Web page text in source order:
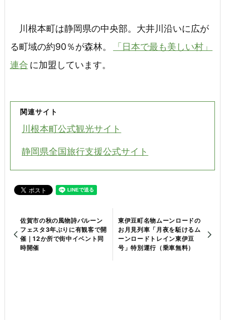
川根本町は静岡県の中央部。大井川沿いに広が
る町域の約90％が森林。
「日本で最も美しい村」
連合 に加盟しています。
関連サイト
川根本町公式観光サイト
静岡県全国旅行支援公式サイト
佐賀市の秋の風物詩バルーン
フェスタ3年ぶりに有観客で開
催｜12か所で街中イベント同
時開催
東伊豆町名物ムーンロードの
お月見列車「月夜を駈けるム
ーンロードトレイン東伊豆
号」特別運行（乗車無料）